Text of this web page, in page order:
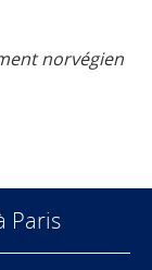
norvégien
Paris